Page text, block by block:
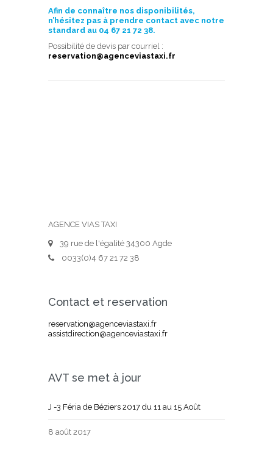
Afin de connaître nos disponibilités,
n’hésitez pas à prendre contact avec notre
standard au 04 67 21 72 38.
Possibilité de devis par courriel :
reservation@agenceviastaxi.fr
AGENCE VIAS TAXI
39 rue de l'égalité 34300 Agde
0033(0)4 67 21 72 38
Contact et reservation
reservation@agenceviastaxi.fr
assistdirection@agenceviastaxi.fr
AVT se met à jour
J -3 Féria de Béziers 2017 du 11 au 15 Août
8 août 2017